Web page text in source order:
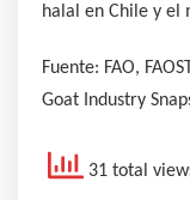
halal en Chile y el
Fuente: FAO,
Goat Industry
31 total